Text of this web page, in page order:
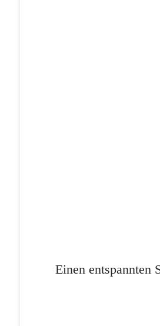
Einen entspannten